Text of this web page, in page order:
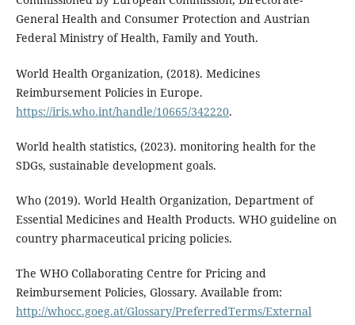
General Health and Consumer Protection and Austrian
Federal Ministry of Health, Family and Youth.
World Health Organization, (2018). Medicines
Reimbursement Policies in Europe.
https://iris.who.int/handle/10665/342220.
World health statistics, (2023). monitoring health for the
SDGs, sustainable development goals.
Who (2019). World Health Organization, Department of
Essential Medicines and Health Products. WHO guideline on
country pharmaceutical pricing policies.
The WHO Collaborating Centre for Pricing and
Reimbursement Policies, Glossary. Available from:
http://whocc.goeg.at/Glossary/PreferredTerms/External